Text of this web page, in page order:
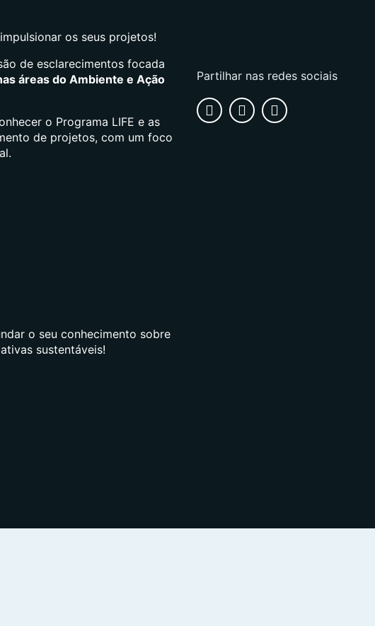
os seus projetos!
de esclarecimentos focada
áreas do Ambiente e Ação
o Programa LIFE e as
de projetos, com um foco
o seu conhecimento sobre
sustentáveis!
Partilhar nas redes sociais